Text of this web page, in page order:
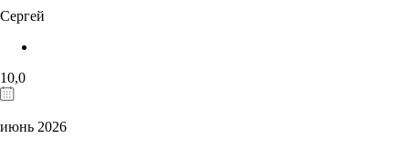
Сергей
10,0
июнь 2026